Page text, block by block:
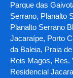
Parque das
Serrano, Planalto
Planalto Serrano
Jacaraípe, Porto
da Baleia, Praia
Reis Magos, Res.
Residencial